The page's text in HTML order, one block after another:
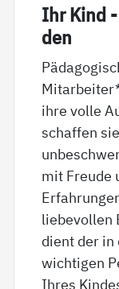
Ihr Kind
den
ihre volle
schaffen
mit Freude
liebevollen
dient der in
wichtigen
Ihres